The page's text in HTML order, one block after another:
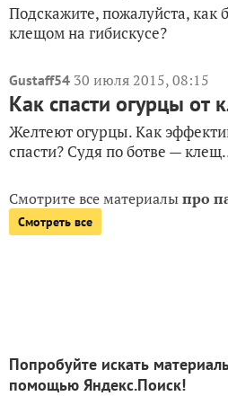
Подскажите, пожалуйста, как
клещом на гибискусе?
Gustaff54 30 июля 2015, 08:15
Как спасти огурцы от
Желтеют огурцы. Как
спасти? Судя по ботве —
Смотрите все материалыпро
Смотреть все
Попробуйте искать
помощью Яндекс.Поиск!